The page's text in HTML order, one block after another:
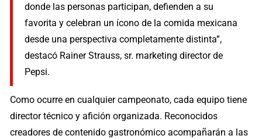
donde las personas participan, defienden a su
favorita y celebran un ícono de la comida mexicana
desde una perspectiva completamente distinta”,
destacó Rainer Strauss, sr. marketing director de
Pepsi.
Como ocurre en cualquier campeonato, cada equipo tiene
director técnico y afición organizada. Reconocidos
creadores de contenido gastronómico acompañarán a las